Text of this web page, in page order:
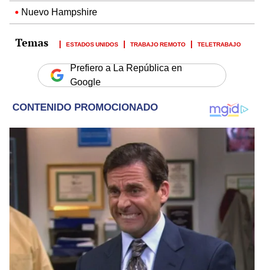
Nuevo Hampshire
ESTADOS UNIDOS TRABAJO REMOTO TELETRABAJO
Prefiero a La República en
Google